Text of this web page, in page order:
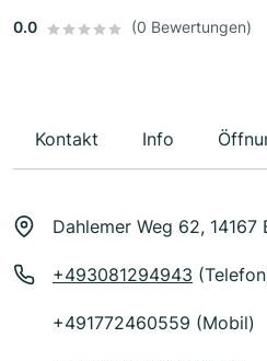
0.0 (0 Bewertungen)
Kontakt Info
Dahlemer Weg 62, 14167
+493081294943
+491772460559 (Mobil)